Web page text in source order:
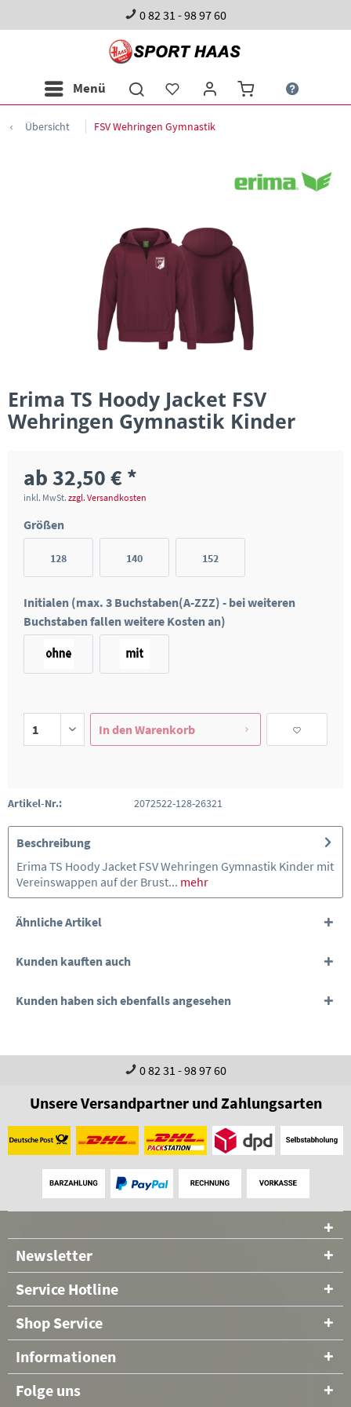
0 82 31 - 98 97 60
Menü
Übersicht FSV Wehringen Gymnastik
Erima TS Hoody Jacket FSV
Wehringen Gymnastik Kinder
ab 32,50 € *
inkl. MwSt. zzgl. Versandkosten
Größen
128 140 152
Initialen (max. 3 Buchstaben(A-ZZZ) - bei weiteren
Buchstaben fallen weitere Kosten an)
In den Warenkorb
Artikel-Nr.: 2072522-128-26321
Beschreibung
Erima TS Hoody Jacket FSV Wehringen Gymnastik Kinder mit
Vereinswappen auf der Brust... mehr
Ähnliche Artikel
Kunden kauften auch
Kunden haben sich ebenfalls angesehen
0 82 31 - 98 97 60
Unsere Versandpartner und Zahlungsarten
Newsletter
Service Hotline
Shop Service
Informationen
Folge uns